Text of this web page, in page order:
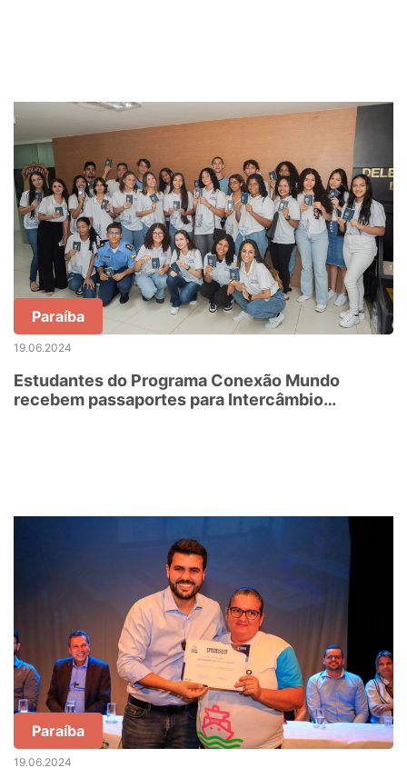
Paraíba
19.06.2024
Estudantes do Programa Conexão Mundo
recebem passaportes para Intercâmbio
Paraíba
19.06.2024